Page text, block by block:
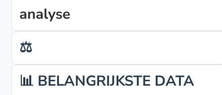
analyse
⚖️
📊 BELANGRIJKSTE DATA